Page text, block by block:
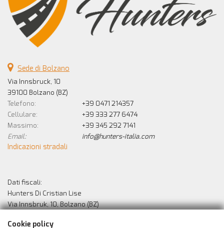
Sede di Bolzano
Via Innsbruck, 10
39100 Bolzano (BZ)
Telefono:
+39 0471 214357
Cellulare:
+39 333 277 6474
Massimo:
+39 345 292 7141
Email:
info@hunters-italia.com
Indicazioni stradali
Dati fiscali:
Hunters Di Cristian Lise
Via Innsbruk, 10, Bolzano (BZ)
Registro delle imprese:
Cookie policy